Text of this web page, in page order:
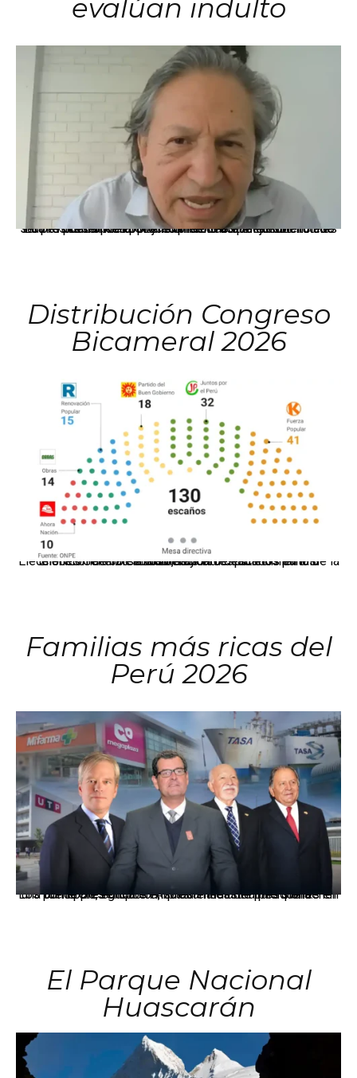
evalúan indulto
La presidenta Keiko Fujimori informó que la solicitud de indulto presentada por el expresidente Alejandro Toledo será evaluada por la Comisión de Gracias Presidenciales conforme al procedimiento establecido.
Distribución Congreso
Bicameral 2026
El JNE oficializó la distribución de escaños para la elección de 60 senadores y 130 diputados en las Elecciones Generales 2026, tras el restablecimiento de la Bicameralidad.
Familias más ricas del
Perú 2026
Los principales grupos empresariales del país mantienen una fuerte presencia en Áncash mediante inversiones en comercio, educación, salud e industria pesquera.
El Parque Nacional
Huascarán